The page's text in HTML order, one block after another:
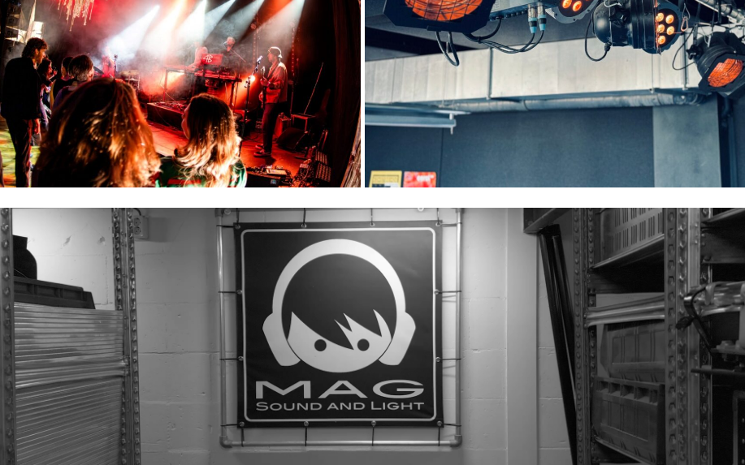
Verhuurshop
Vergelijk alle licht- & geluidsapparatuur, bekijk de beschikbaarheid en vraag direct een offerte aan in onze verhuurshop.
Van zelf ophalen bij ons in Ravenstein tot het volledig opbouwen op de evenementenlocatie.
GA NAAR DE VERHUURSHOP
BEKIJK PRODUCTIES BEKIJK INSTALLATIES